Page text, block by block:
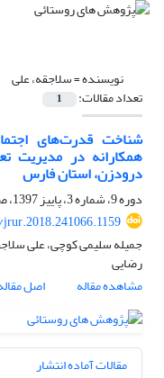
نویسنده =سلاجقه، علی
تعداد مقالات: 1
شناخت قدرت‌های
همکارانه در مدیریت
درودزن، استان فارس
دوره 9، شماره 3، پاییز 1397، صفحه
جمیله سلیمی کوچی، علی
رضایی
مشاهده مقاله
اصل
مقالات آماده انتشار